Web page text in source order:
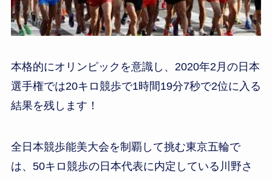
本格的にオリンピックを意識し、2020年2月の日本
選手権では20キロ競歩で1時間19分7秒で2位に入る
結果を残します！
全日本競歩能美大会を制覇して挑む東京五輪で
は、50キロ競歩の日本代表に内定している川野さ